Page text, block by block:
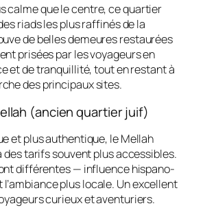
calme que le centre, ce quartier
riads les plus raffinés de la
de belles demeures restaurées
prisées par les voyageurs en
et de tranquillité, tout en restant à
des principaux sites.
(ancien quartier juif)
et plus authentique, le Mellah
des tarifs souvent plus accessibles.
différentes — influence hispano-
plus locale. Un excellent
curieux et aventuriers.